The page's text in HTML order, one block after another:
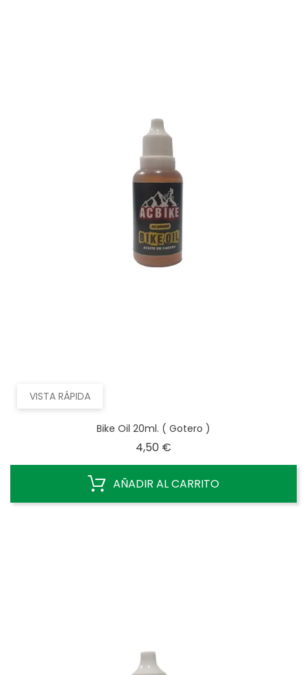
VISTA RÁPIDA
Bike Oil 20ml. ( Gotero )
4,50 €
AÑADIR AL CARRITO